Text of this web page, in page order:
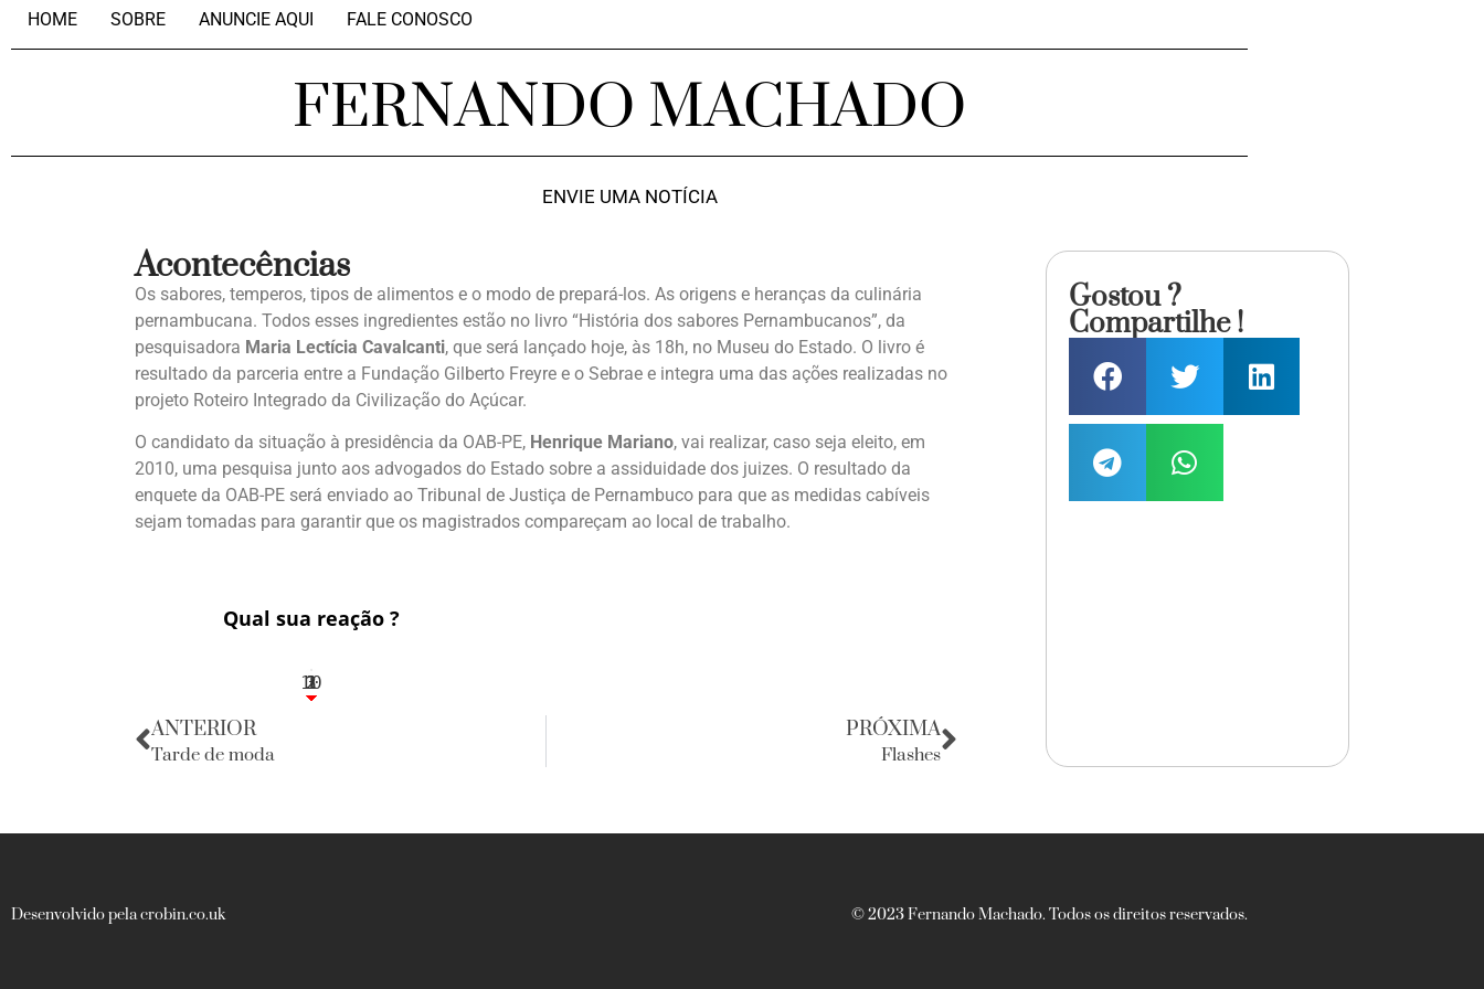
HOME SOBRE ANUNCIE AQUI FALE CONOSCO
FERNANDO MACHADO
ENVIE UMA NOTÍCIA
Acontecências
Os sabores, temperos, tipos de alimentos e o modo de prepará-los. As origens e heranças da culinária
pernambucana. Todos esses ingredientes estão no livro “História dos sabores Pernambucanos”, da
pesquisadora Maria Lectícia Cavalcanti, que será lançado hoje, às 18h, no Museu do Estado. O livro é
resultado da parceria entre a Fundação Gilberto Freyre e o Sebrae e integra uma das ações realizadas no
projeto Roteiro Integrado da Civilização do Açúcar.
O candidato da situação à presidência da OAB-PE, Henrique Mariano, vai realizar, caso seja eleito, em
2010, uma pesquisa junto aos advogados do Estado sobre a assiduidade dos juizes. O resultado da
enquete da OAB-PE será enviado ao Tribunal de Justiça de Pernambuco para que as medidas cabíveis
sejam tomadas para garantir que os magistrados compareçam ao local de trabalho.
Qual sua reação ?
3
1
1
2
10
ANTERIOR
Tarde de moda
PRÓXIMA
Flashes
Gostou ?
Compartilhe !
Desenvolvido pela crobin.co.uk © 2023 Fernando Machado. Todos os direitos reservados.